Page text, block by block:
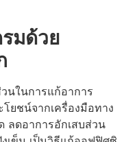
มด้วย
นในการแก้อาการ
ยชน์จากเครื่องมือทาง
ลดอาการอักเสบส่วน